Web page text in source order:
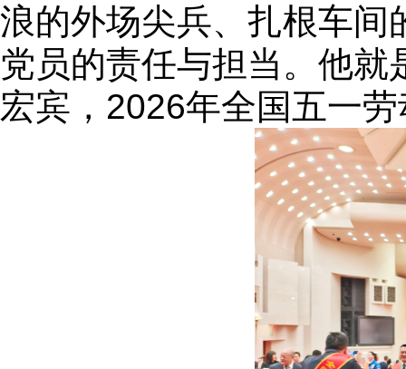
浪的外场尖兵、扎根车间
党员的责任与担当。他
宏宾，2026年全国五一